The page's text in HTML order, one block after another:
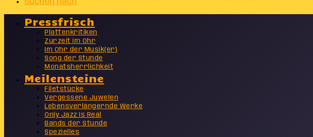
Suchen nach
Pressfrisch
Plattenkritiken
Zurzeit im Ohr
Im Ohr der Musik(er)
Song der Stunde
Monatsherrlichkeit
Meilensteine
Filetstücke
Vergessene Juwelen
Lebensverlängernde Werke
Only Jazz Is Real
Bands der Stunde
Spezielles